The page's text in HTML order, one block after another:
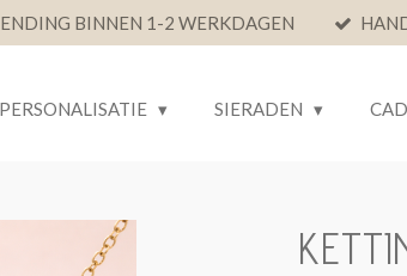
BINNEN 1-2 WERKDAGEN
PERSONALISATIE SIERADEN